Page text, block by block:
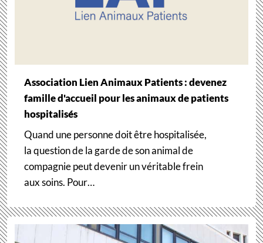
Association Lien Animaux Patients : devenez
famille d'accueil pour les animaux de patients
hospitalisés
Quand une personne doit être hospitalisée,
la question de la garde de son animal de
compagnie peut devenir un véritable frein
aux soins. Pour…